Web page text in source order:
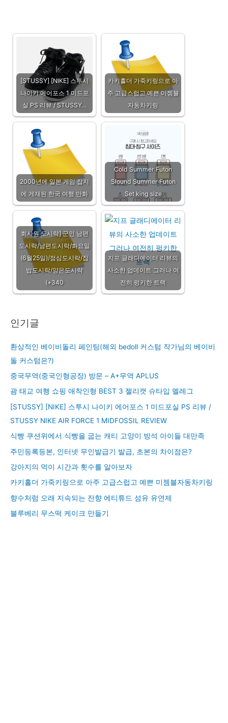
[STUSSY] [NIKE] 스투시
나이키 에어포스 1 미드포
실 PS 리뷰 / STUSSY…
카키홀더 가죽키링으로 아
주 고급스럽고 예쁜 미젬블
자동차키링
2000년에 일본 게임 잡지
에 게재된 한국 여행 만화
Cold Summer Futon
Slound Summer Futon
Set king size
회사원 도시락] 군인 남편
도시락/남편도시락/화요일
(6월25일)/점심도시락/집
밥도시락/양은도시락
(+340
지프 글래디에이터 리뷰의
사소한 업데이트 그러나 여
전히 펑키한 트랙
인기글
환상적인 베이비돌리 페인팅(해외 bedoll 커스텀 작가님의 베이비
돌 커스텀은?)
중국무역(중국인형공장) 방문 – A+무역 APLUS
괌 태교 여행 쇼핑 애착인형 BEST 3 젤리캣 슈타입 멜레그
[STUSSY] [NIKE] 스투시 나이키 에어포스 1 미드포실 PS 리뷰 /
STUSSY NIKE AIR FORCE 1 MIDFOSSIL REVIEW
식빵 쿠션위에서 식빵을 굽는 캐티 고양이 방석 아이들 대만족
주민등록등본, 인터넷 무인발급기 발급, 초본의 차이점은?
강아지의 먹이 시간과 횟수를 알아보자
카키홀더 가죽키링으로 아주 고급스럽고 예쁜 미젬블자동차키링
향수처럼 오래 지속되는 잔향 에티튜드 섬유 유연제
블루베리 무스떡 케이크 만들기